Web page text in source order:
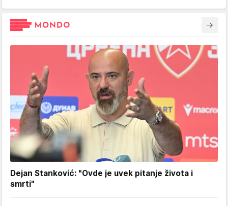
Dejan Stanković: "Ovde je uvek pitanje života i
smrti"